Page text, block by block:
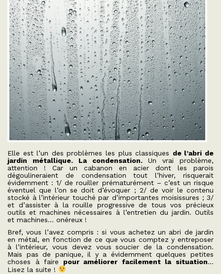
Elle est l’un des problèmes les plus classiques de l’abri de
jardin métallique. La condensation.Un vrai problème,
attention ! Car un cabanon en acier dont les parois
dégoulineraient de condensation tout l’hiver, risquerait
évidemment : 1/ de rouiller prématurément – c’est un risque
éventuel que l’on se doit d’évoquer ; 2/ de voir le contenu
stocké à l’intérieur touché par d’importantes moisissures ; 3/
et d’assister à la rouille progressive de tous vos précieux
outils et machines nécessaires à l’entretien du jardin. Outils
et machines… onéreux !
Bref, vous l’avez compris : si vous achetez un abri de jardin
en métal, en fonction de ce que vous comptez y entreposer
à l’intérieur, vous devez vous soucier de la condensation.
Mais pas de panique, il y a évidemment quelques petites
choses à faire pour améliorer facilement la situation…
Lisez la suite !